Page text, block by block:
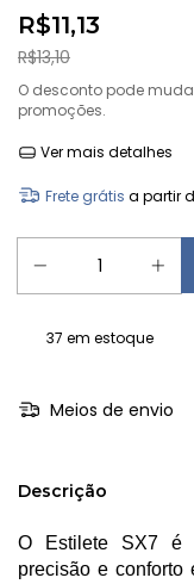
R$11,13
R$13,10
O desconto pode
promoções.
Ver mais detalhes
Frete grátis a partir
37 em estoque
Meios de envio
Descrição
O Estilete SX7 é
precisão e conforto